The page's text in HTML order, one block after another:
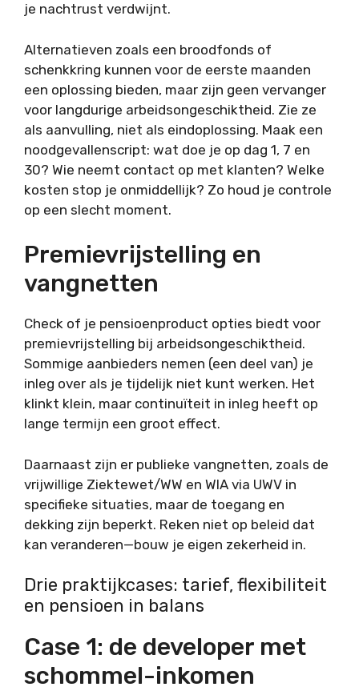
je nachtrust verdwijnt.
Alternatieven zoals een broodfonds of
schenkkring kunnen voor de eerste maanden
een oplossing bieden, maar zijn geen vervanger
voor langdurige arbeidsongeschiktheid. Zie ze
als aanvulling, niet als eindoplossing. Maak een
noodgevallenscript: wat doe je op dag 1, 7 en
30? Wie neemt contact op met klanten? Welke
kosten stop je onmiddellijk? Zo houd je controle
op een slecht moment.
Premievrijstelling en
vangnetten
Check of je pensioenproduct opties biedt voor
premievrijstelling bij arbeidsongeschiktheid.
Sommige aanbieders nemen (een deel van) je
inleg over als je tijdelijk niet kunt werken. Het
klinkt klein, maar continuïteit in inleg heeft op
lange termijn een groot effect.
Daarnaast zijn er publieke vangnetten, zoals de
vrijwillige Ziektewet/WW en WIA via UWV in
specifieke situaties, maar de toegang en
dekking zijn beperkt. Reken niet op beleid dat
kan veranderen—bouw je eigen zekerheid in.
Drie praktijkcases: tarief, flexibiliteit
en pensioen in balans
Case 1: de developer met
schommel-inkomen